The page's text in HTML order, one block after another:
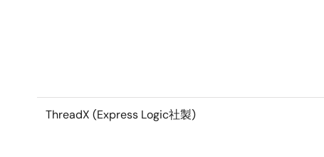
ThreadX (Express Logic社製)